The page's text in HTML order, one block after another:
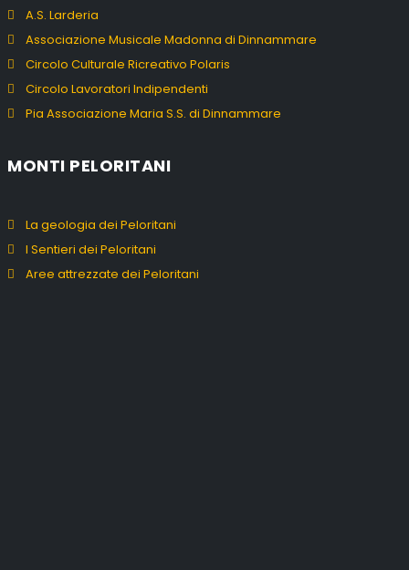
A.S. Larderia
Associazione Musicale Madonna di Dinnammare
Circolo Culturale Ricreativo Polaris
Circolo Lavoratori Indipendenti
Pia Associazione Maria S.S. di Dinnammare
MONTI PELORITANI
La geologia dei Peloritani
I Sentieri dei Peloritani
Aree attrezzate dei Peloritani